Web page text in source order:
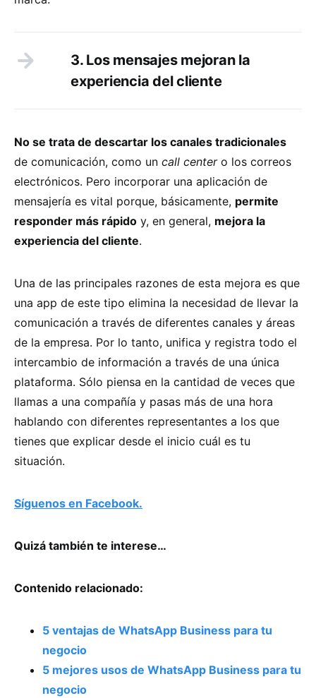
3. Los mensajes mejoran la
experiencia del cliente
No se trata de descartar los canales tradicionales
de comunicación, como un call centero los correos
electrónicos. Pero incorporar una aplicación de
mensajería es vital porque, básicamente, permite
responder más rápido y, en general, mejora la
experiencia del cliente.
Una de las principales razones de esta mejora es que
una app de este tipo elimina la necesidad de llevar la
comunicación a través de diferentes canales y áreas
de la empresa. Por lo tanto, unifica y registra todo el
intercambio de información a través de una única
plataforma. Sólo piensa en la cantidad de veces que
llamas a una compañía y pasas más de una hora
hablando con diferentes representantes a los que
tienes que explicar desde el inicio cuál es tu
situación.
Síguenos en Facebook.
Quizá también te interese…
Contenido relacionado:
5 ventajas de WhatsApp Business para tu
negocio
5 mejores usos de WhatsApp Business para tu
negocio